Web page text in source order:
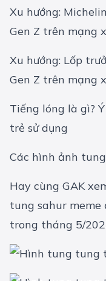
Xu hướng:
Gen Z trên mạng
Xu hướng: Lốp
Gen Z trên mạng
Tiếng lóng là gì?
trẻ sử dụng
Các hình ảnh
Hay cùng GAK
tung sahur
trong tháng 5/